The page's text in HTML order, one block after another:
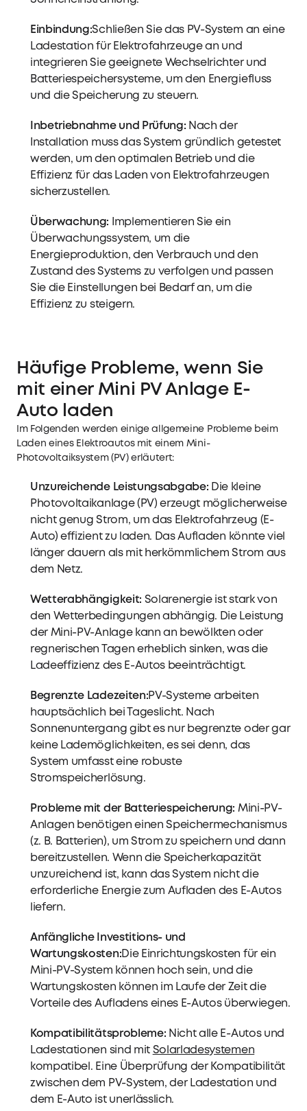
Einbindung:Schließen Sie das PV-System an eine
Ladestation für Elektrofahrzeuge an und
integrieren Sie geeignete Wechselrichter und
Batteriespeichersysteme, um den Energiefluss
und die Speicherung zu steuern.
Inbetriebnahme und Prüfung: Nach der
Installation muss das System gründlich getestet
werden, um den optimalen Betrieb und die
Effizienz für das Laden von Elektrofahrzeugen
sicherzustellen.
Überwachung:
Implementieren Sie ein
Überwachungssystem, um die
Energieproduktion, den Verbrauch und den
Zustand des Systems zu verfolgen und passen
Sie die Einstellungen bei Bedarf an, um die
Effizienz zu steigern.
Häufige Probleme, wenn Sie
mit einer Mini PV Anlage E-
Auto laden
Im Folgenden werden einige allgemeine Probleme beim
Laden eines Elektroautos mit einem Mini-
Photovoltaiksystem (PV) erläutert:
Unzureichende Leistungsabgabe: Die kleine
Photovoltaikanlage (PV) erzeugt möglicherweise
nicht genug Strom, um das Elektrofahrzeug (E-
Auto) effizient zu laden. Das Aufladen könnte viel
länger dauern als mit herkömmlichem Strom aus
dem Netz.
Wetterabhängigkeit: Solarenergie ist stark von
den Wetterbedingungen abhängig. Die Leistung
der Mini-PV-Anlage kann an bewölkten oder
regnerischen Tagen erheblich sinken, was die
Ladeeffizienz des E-Autos beeinträchtigt.
Begrenzte Ladezeiten: PV-Systeme arbeiten
hauptsächlich bei Tageslicht. Nach
Sonnenuntergang gibt es nur begrenzte oder gar
keine Lademöglichkeiten, es sei denn, das
System umfasst eine robuste
Stromspeicherlösung.
Probleme mit der Batteriespeicherung: Mini-PV-
Anlagen benötigen einen Speichermechanismus
(z. B. Batterien), um Strom zu speichern und dann
bereitzustellen. Wenn die Speicherkapazität
unzureichend ist, kann das System nicht die
erforderliche Energie zum Aufladen des E-Autos
liefern.
Anfängliche Investitions- und
Wartungskosten: Die Einrichtungskosten für ein
Mini-PV-System können hoch sein, und die
Wartungskosten können im Laufe der Zeit die
Vorteile des Aufladens eines E-Autos überwiegen.
Kompatibilitätsprobleme: Nicht alle E-Autos und
Ladestationen sind mit Solarladesystemen
kompatibel. Eine Überprüfung der Kompatibilität
zwischen dem PV-System, der Ladestation und
dem E-Auto ist unerlässlich.